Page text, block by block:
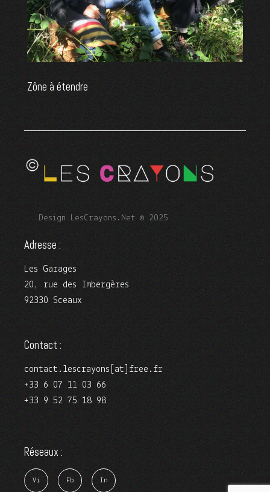
Zône à étendre
Design LesCrayons.Net © 2025
Adresse :
Les Garages
20, rue des Imbergères
92330 Sceaux
Contact :
contact.lescrayons[at]free.fr
+33 6 07 11 03 66
+33 9 52 75 18 98
Réseaux :
Vi Fb In